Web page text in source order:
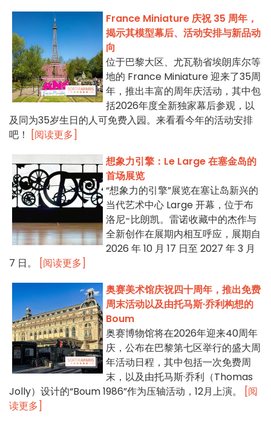
France Miniature 庆祝 35 周年，
揭示其模型幕后、活动安排与新品动
向
位于巴黎大区、尤瓦勒省埃朗库尔等
地的 France Miniature 迎来了35周
年，推出丰富的周年庆活动，其中包
括2026年度全新独家幕后参观，以
及同为35岁生日的人可免费入园。来看看今年的活动安排
吧！
[阅读更多]
想象力引擎：Le Large 在塞金岛的
首场展览
“想象力的引擎”展览在塞让岛新兴的
当代艺术中心 Large 开幕，位于布
洛尼-比朗凯。雷诺收藏中的杰作与
全新创作在展期内相互呼应，展期自
2026 年 10 月 17 日至 2027 年 3 月
7 日。
[阅读更多]
奥赛美术馆庆祝四十周年，推出免费
周末活动以及由托马斯·乔利构想的
Boum
奥赛博物馆将在2026年迎来40周年
庆，公布在巴黎第七区举行的盛大周
年活动日程，其中包括一次免费周
末，以及由托马斯·乔利（Thomas
Jolly）设计的“Boum 1986”作为压轴活动，12月上演。
[阅
读更多]